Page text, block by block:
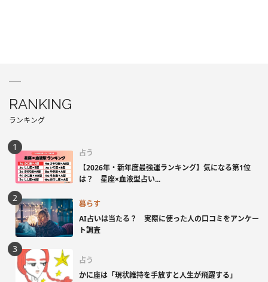
RANKING
ランキング
占う
【2026年・新年度最強運ランキング】気になる第1位
は？ 星座×血液型占い...
暮らす
AI占いは当たる？ 実際に使った人の口コミをアンケー
ト調査
占う
かに座は「現状維持を手放すと人生が飛躍する」